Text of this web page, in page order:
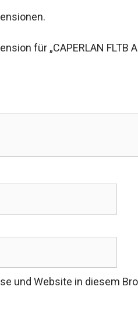
für „CAPERLAN FLTB
und Website in diesem